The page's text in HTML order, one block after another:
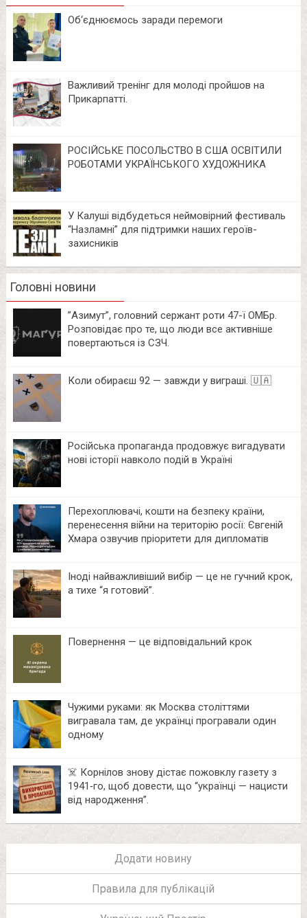
Об‘єднюємось заради перемоги
Важливий тренінг для молоді пройшов на
Прикарпатті.
РОСІЙСЬКЕ ПОСОЛЬСТВО В США ОСВІТИЛИ
РОБОТАМИ УКРАЇНСЬКОГО ХУДОЖНИКА
У Калуші відбудеться неймовірний фестиваль
“Назламні” для підтримки наших героїв-
захисників
Головні новини
⁨”Азимут”, головний сержант роти 47-ї ОМБр.
Розповідає про те, що люди все активніше
повертаються із СЗЧ.
Коли обираєш 92 — завжди у виграші. 🇺🇦
Російська пропаганда продовжує вигадувати
нові історії навколо подій в Україні
Перехоплювачі, кошти на безпеку країни,
перенесення війни на територію росії: Євгеній
Хмара озвучив пріоритети для дипломатів
Іноді найважливіший вибір — це не гучний крок,
а тихе “я готовий”.
Повернення — це відповідальний крок
Чужими руками: як Москва століттями
вигравала там, де українці програвали один
одному
☠️ Корнілов знову дістає пожовклу газету з
1941‑го, щоб довести, що “українці — нацисти
від народження”.
Додати новину
Правила для публікацій